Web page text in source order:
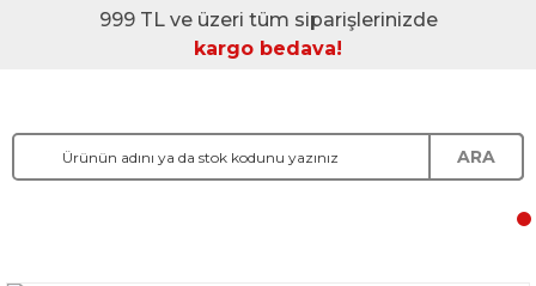
999 TL ve üzeri tüm siparişlerinizde
kargo bedava!
ARA